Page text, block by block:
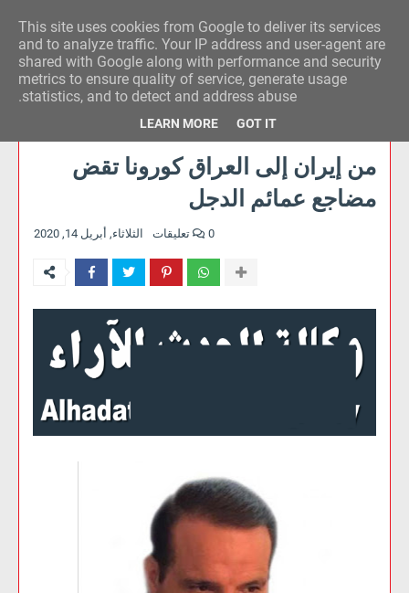
وكالة الحدث للآراء
من إيران إلى العراق كورونا تقض
مضاجع عمائم الدجل
الثلاثاء, أبريل 14, 2020 0 تعليقات
This site uses cookies from Google to deliver its services
and to analyze traffic. Your IP address and user-agent are
shared with Google along with performance and security
metrics to ensure quality of service, generate usage
statistics, and to detect and address abuse.
LEARN MORE GOT IT